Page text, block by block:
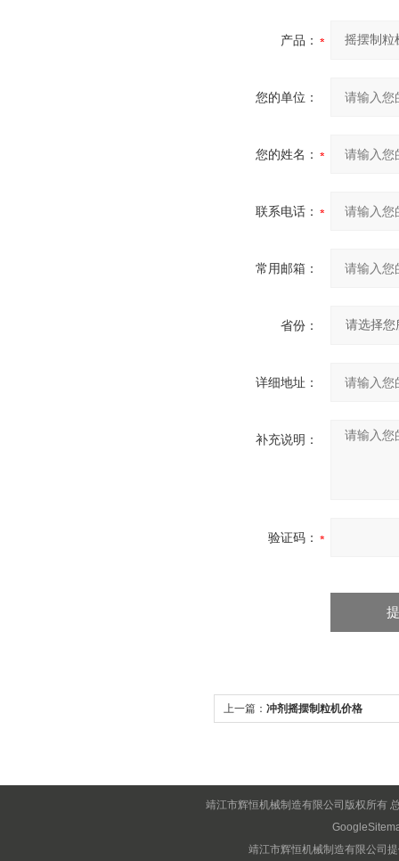
产品：
您的单位：
您的姓名：
联系电话：
常用邮箱：
省份：
详细地址：
补充说明：
验证码：
上一篇： 冲剂摇摆制粒机价格
靖江市辉恒机械制造有限公司版权所有
靖江市辉恒机械制造有限公司